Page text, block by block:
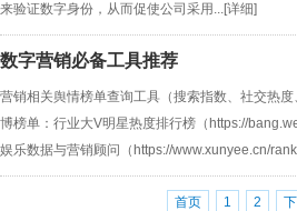
来验证数字身份，从而促使公司采用...[详细]
数字营销必备工具推荐
营销相关舆情榜单查询工具（搜索指数、社交热
博榜单：行业大V明星热度排行榜（https://
娱乐数据与营销顾问（https://www.xunyee.cn/
首页 1 2